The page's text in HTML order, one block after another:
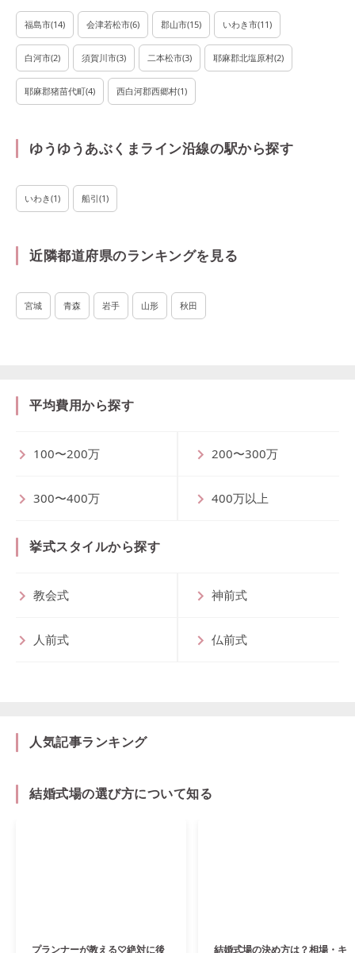
福島市(14) 会津若松市(6) 郡山市(15) いわき市(11)
白河市(2) 須賀川市(3) 二本松市(3) 耶麻郡北塩原村(2)
耶麻郡猪苗代町(4) 西白河郡西郷村(1)
ゆうゆうあぶくまライン沿線の駅から探す
いわき(1) 船引(1)
近隣都道府県のランキングを見る
宮城 青森 岩手 山形 秋田
平均費用から探す
100〜200万 200〜300万
300〜400万 400万以上
挙式スタイルから探す
教会式 神前式
人前式 仏前式
人気記事ランキング
結婚式場の選び方について知る
プランナーが教える♡絶対に後 結婚式場の決め方は？相場・キ